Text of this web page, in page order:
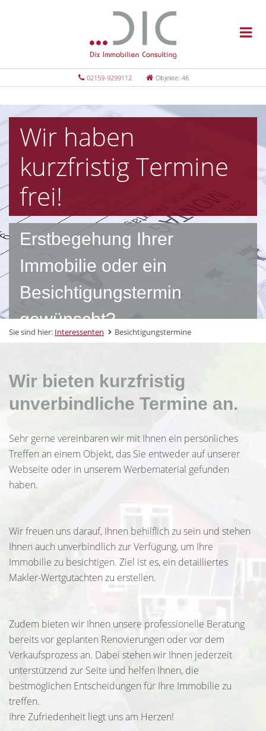
02159-9299112 Objekte: 46
Wir haben
kurzfristig Termine
frei!
Erstbegehung Ihrer
Immobilie oder ein
Besichtigungstermin
gewünscht?
Sie sind hier: Interessenten Besichtigungstermine
Wir bieten kurzfristig
unverbindliche Termine an.
Sehr gerne vereinbaren wir mit Ihnen ein persönliches
Treffen an einem Objekt, das Sie entweder auf unserer
Webseite oder in unserem Werbematerial gefunden
haben.
Wir freuen uns darauf, Ihnen behilflich zu sein und stehen
Ihnen auch unverbindlich zur Verfügung, um Ihre
Immobilie zu besichtigen. Ziel ist es, ein detailliertes
Makler-Wertgutachten zu erstellen.
Zudem bieten wir Ihnen unsere professionelle Beratung
bereits vor geplanten Renovierungen oder vor dem
Verkaufsprozess an. Dabei stehen wir Ihnen jederzeit
unterstützend zur Seite und helfen Ihnen, die
bestmöglichen Entscheidungen für Ihre Immobilie zu
treffen.
Ihre Zufriedenheit liegt uns am Herzen!